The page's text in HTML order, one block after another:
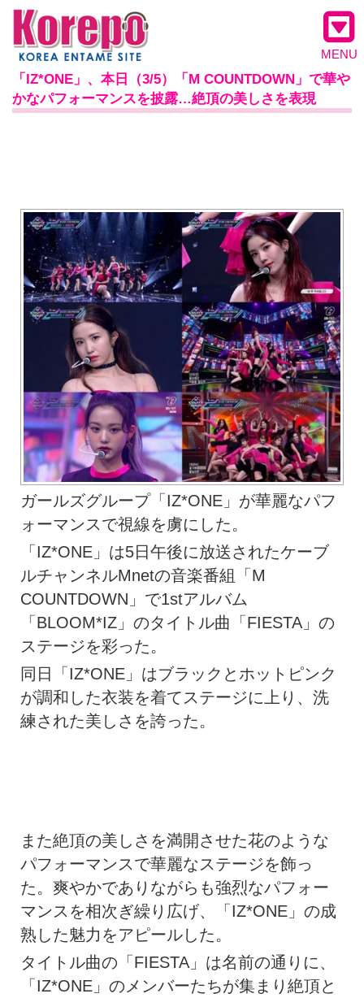
MENU
「IZ*ONE」、本日（3/5）「M COUNTDOWN」で華や
かなパフォーマンスを披露…絶頂の美しさを表現
ガールズグループ「IZ*ONE」が華麗なパフ
ォーマンスで視線を虜にした。
「IZ*ONE」は5日午後に放送されたケーブ
ルチャンネルMnetの音楽番組「M
COUNTDOWN」で1stアルバム
「BLOOM*IZ」のタイトル曲「FIESTA」の
ステージを彩った。
同日「IZ*ONE」はブラックとホットピンク
が調和した衣装を着てステージに上り、洗
練された美しさを誇った。
また絶頂の美しさを満開させた花のような
パフォーマンスで華麗なステージを飾っ
た。爽やかでありながらも強烈なパフォー
マンスを相次ぎ繰り広げ、「IZ*ONE」の成
熟した魅力をアピールした。
タイトル曲の「FIESTA」は名前の通りに、
「IZ*ONE」のメンバーたちが集まり絶頂と